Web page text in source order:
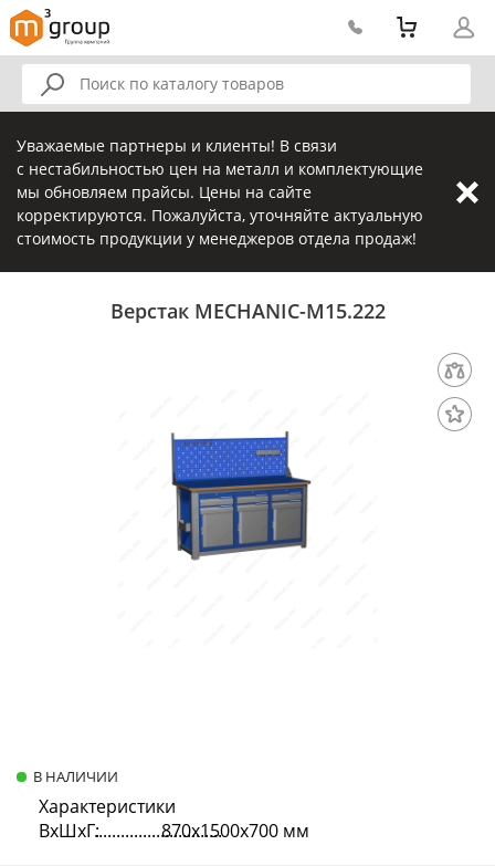
Уважаемые партнеры и клиенты! В связи
с нестабильностью цен на металл и комплектующие
мы обновляем прайсы. Цены на сайте
корректируются. Пожалуйста, уточняйте актуальную
стоимость продукции у менеджеров отдела продаж!
Верстак MECHANIC-М15.222
В НАЛИЧИИ
Характеристики
ВхШхГ:
870х1500х700 мм